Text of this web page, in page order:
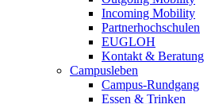
Incoming Mobility
Partnerhochschulen
EUGLOH
Kontakt & Beratung
Campusleben
Campus-Rundgang
Essen & Trinken